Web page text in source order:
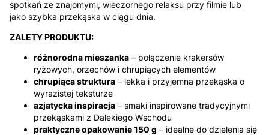
spotkań ze znajomymi, wieczornego relaksu przy filmie lub
jako szybka przekąska w ciągu dnia.
ZALETY PRODUKTU:
różnorodna mieszanka – połączenie krakersów
ryżowych, orzechów i chrupiących elementów
chrupiąca struktura – lekka i przyjemna przekąska o
wyrazistej teksturze
azjatycka inspiracja – smaki inspirowane tradycyjnymi
przekąskami z Dalekiego Wschodu
praktyczne opakowanie 150 g – idealne do dzielenia się